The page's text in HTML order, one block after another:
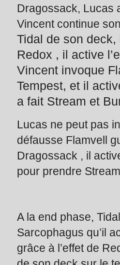
Dragossack, Lucas
Vincent continue
Tidal de son
Redox , il active
Vincent invoque
Tempest, et il
a fait Stream et
Lucas ne peut pas
défausse Flamvell
Dragossack , il
pour prendre
A la end phase,
Sarcophagus qu’il
grâce à l’effet de